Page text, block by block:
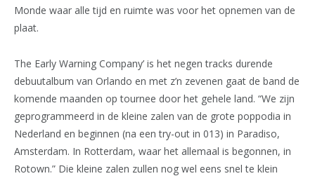
Monde waar alle tijd en ruimte was voor het opnemen van de
plaat.
The Early Warning Company’ is het negen tracks durende
debuutalbum van Orlando en met z’n zevenen gaat de band de
komende maanden op tournee door het gehele land. “We zijn
geprogrammeerd in de kleine zalen van de grote poppodia in
Nederland en beginnen (na een try-out in 013) in Paradiso,
Amsterdam. In Rotterdam, waar het allemaal is begonnen, in
Rotown.” Die kleine zalen zullen nog wel eens snel te klein